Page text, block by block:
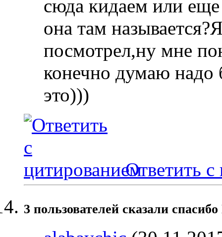
сюда кидаем или
она там
посмотрел,ну мне
конечно думаю надо
это)))
Ответить с
3 пользователей сказали